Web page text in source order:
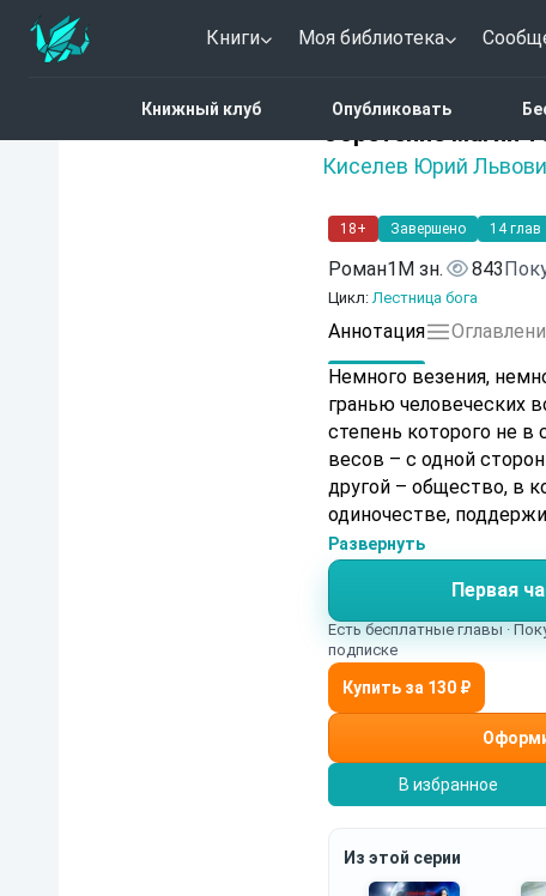
Книги Моя библиотека
Книжный клуб Опубликовать
Обретение магии
Киселев Юрий
5 (4)
18+ Завершено 14 глав
Роман1M зн. 843
Цикл: Лестница бога
Аннотация
Немного везения,
гранью человеческих
степень которого не в
весов – с одной
другой – общество, в
одиночестве,
тысячелетий человеческие отношения. Способен ли землянин, выживший там, где
все пророчили ему
божественными,
книга первой ступени
пути». ISBN: 978-5-
Развернуть
Первая
Есть бесплатные главы ·
подписке
В избранное
Из этой серии